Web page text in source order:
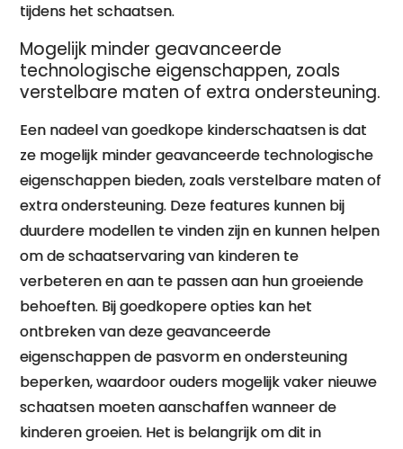
tijdens het schaatsen.
Mogelijk minder geavanceerde
technologische eigenschappen, zoals
verstelbare maten of extra ondersteuning.
Een nadeel van goedkope kinderschaatsen is dat
ze mogelijk minder geavanceerde technologische
eigenschappen bieden, zoals verstelbare maten of
extra ondersteuning. Deze features kunnen bij
duurdere modellen te vinden zijn en kunnen helpen
om de schaatservaring van kinderen te
verbeteren en aan te passen aan hun groeiende
behoeften. Bij goedkopere opties kan het
ontbreken van deze geavanceerde
eigenschappen de pasvorm en ondersteuning
beperken, waardoor ouders mogelijk vaker nieuwe
schaatsen moeten aanschaffen wanneer de
kinderen groeien. Het is belangrijk om dit in